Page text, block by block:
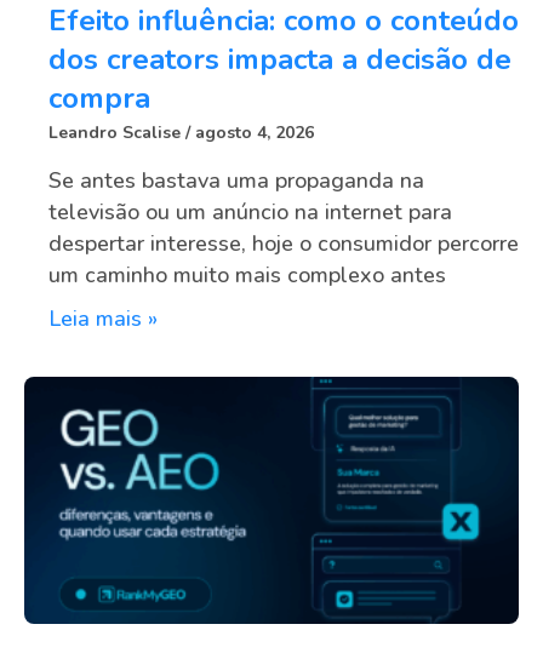
Efeito influência: como o conteúdo
dos creators impacta a decisão de
compra
Leandro Scalise agosto 4, 2026
Se antes bastava uma propaganda na
televisão ou um anúncio na internet para
despertar interesse, hoje o consumidor percorre
um caminho muito mais complexo antes
Leia mais »